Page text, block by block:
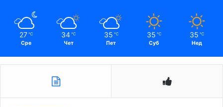
27 ℃
Сре
34 ℃
Чет
35 ℃
Пет
35 ℃
Суб
35 ℃
Нед